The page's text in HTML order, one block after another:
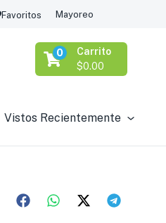
Favoritos Mayoreo
Carrito
0
$0.00
Vistos Recientemente